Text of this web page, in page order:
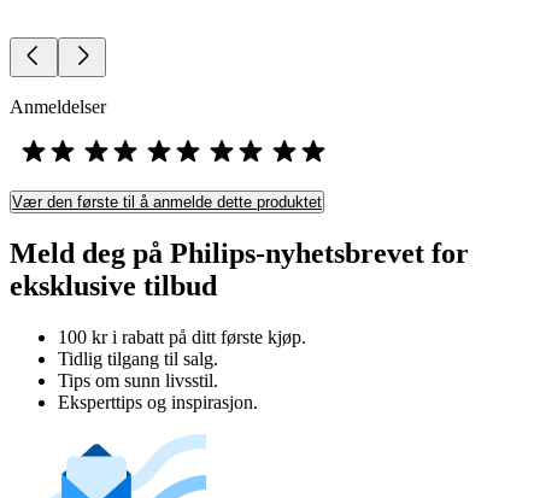
Anmeldelser
Vær den første til å anmelde dette produktet
Meld deg på Philips-nyhetsbrevet for
eksklusive tilbud
100 kr i rabatt på ditt første kjøp.
Tidlig tilgang til salg.
Tips om sunn livsstil.
Eksperttips og inspirasjon.